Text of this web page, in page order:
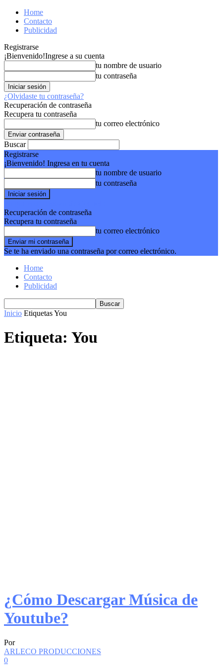
Home
Contacto
Publicidad
Registrarse
¡Bienvenido!Ingrese a su cuenta
tu nombre de usuario
tu contraseña
¿Olvidaste tu contraseña?
Recuperación de contraseña
Recupera tu contraseña
tu correo electrónico
Buscar
Registrarse
¡Bienvenido! Ingresa en tu cuenta
tu nombre de usuario
tu contraseña
Recuperación de contraseña
Recupera tu contraseña
tu correo electrónico
Se te ha enviado una contraseña por correo electrónico.
Home
Contacto
Publicidad
Inicio EtiquetasYou
Etiqueta: You
¿Cómo Descargar Música de
Youtube?
Por
ARLECO PRODUCCIONES
0